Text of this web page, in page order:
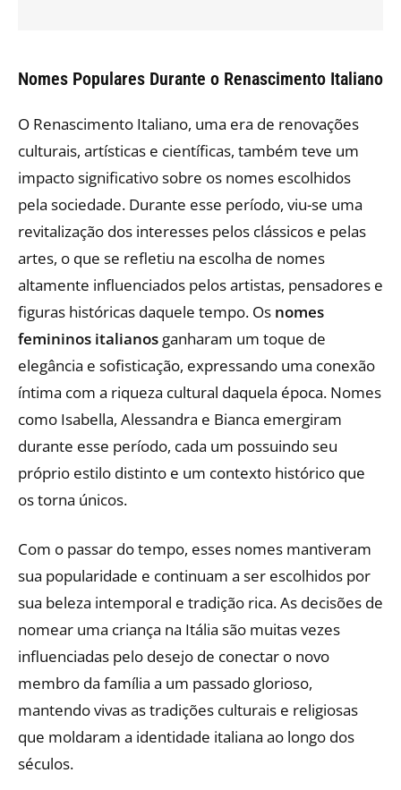
Nomes Populares Durante o Renascimento Italiano
O Renascimento Italiano, uma era de renovações
culturais, artísticas e científicas, também teve um
impacto significativo sobre os nomes escolhidos
pela sociedade. Durante esse período, viu-se uma
revitalização dos interesses pelos clássicos e pelas
artes, o que se refletiu na escolha de nomes
altamente influenciados pelos artistas, pensadores e
figuras históricas daquele tempo. Os nomes
femininos italianos ganharam um toque de
elegância e sofisticação, expressando uma conexão
íntima com a riqueza cultural daquela época. Nomes
como Isabella, Alessandra e Bianca emergiram
durante esse período, cada um possuindo seu
próprio estilo distinto e um contexto histórico que
os torna únicos.
Com o passar do tempo, esses nomes mantiveram
sua popularidade e continuam a ser escolhidos por
sua beleza intemporal e tradição rica. As decisões de
nomear uma criança na Itália são muitas vezes
influenciadas pelo desejo de conectar o novo
membro da família a um passado glorioso,
mantendo vivas as tradições culturais e religiosas
que moldaram a identidade italiana ao longo dos
séculos.